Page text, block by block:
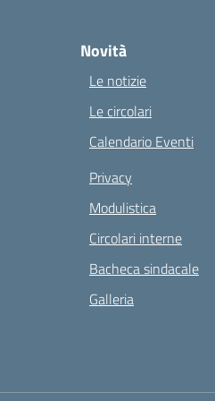
Novità
Le notizie
Le circolari
Calendario Eventi
Privacy
Modulistica
Circolari interne
Bacheca sindacale
Galleria